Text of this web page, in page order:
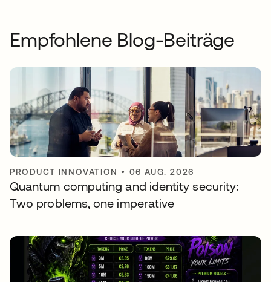
Empfohlene Blog-Beiträge
PRODUCT INNOVATION • 06 AUG. 2026
Quantum computing and identity security:
Two problems, one imperative